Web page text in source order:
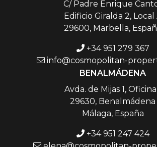
C/ Padre Enrique
Edificio Giralda 2, Local
29600, Marbella,
+34 951 279 367
info@cosmopolitan-
BENALMÁDENA
Avda. de Mijas 1, Oficina
29630, Benalmádena
Málaga, España
+34 951 247 424